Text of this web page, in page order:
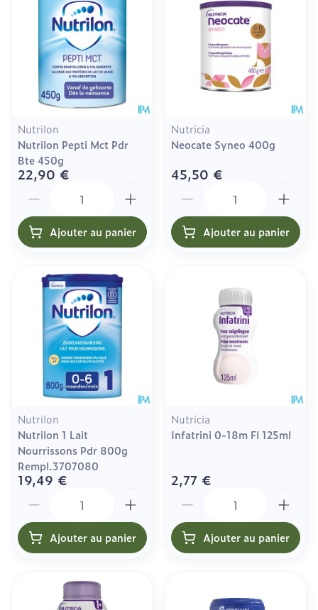
Nutrilon
Nutrilon Pepti Mct Pdr
Bte 450g
22,90 €
Ajouter au panier
Nutricia
Neocate Syneo 400g
45,50 €
Ajouter au panier
Nutrilon
Nutrilon 1 Lait
Nourrissons Pdr 800g
Rempl.3707080
19,49 €
Ajouter au panier
Nutricia
Infatrini 0-18m Fl 125ml
2,77 €
Ajouter au panier